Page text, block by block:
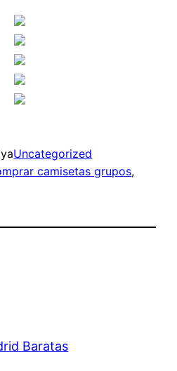
Uncategorized
camisetas grupos
Baratas